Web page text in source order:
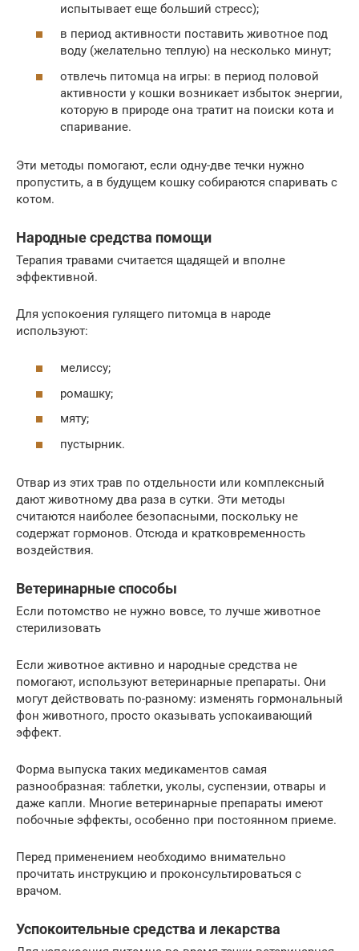
испытывает еще больший стресс);
в период активности поставить животное под
воду (желательно теплую) на несколько минут;
отвлечь питомца на игры: в период половой
активности у кошки возникает избыток энергии,
которую в природе она тратит на поиски кота и
спаривание.
Эти методы помогают, если одну-две течки нужно
пропустить, а в будущем кошку собираются спаривать с
котом.
Народные средства помощи
Терапия травами считается щадящей и вполне
эффективной.
Для успокоения гулящего питомца в народе
используют:
мелиссу;
ромашку;
мяту;
пустырник.
Отвар из этих трав по отдельности или комплексный
дают животному два раза в сутки. Эти методы
считаются наиболее безопасными, поскольку не
содержат гормонов. Отсюда и кратковременность
воздействия.
Ветеринарные способы
Если потомство не нужно вовсе, то лучше животное
стерилизовать
Если животное активно и народные средства не
помогают, используют ветеринарные препараты. Они
могут действовать по-разному: изменять гормональный
фон животного, просто оказывать успокаивающий
эффект.
Форма выпуска таких медикаментов самая
разнообразная: таблетки, уколы, суспензии, отвары и
даже капли. Многие ветеринарные препараты имеют
побочные эффекты, особенно при постоянном приеме.
Перед применением необходимо внимательно
прочитать инструкцию и проконсультироваться с
врачом.
Успокоительные средства и лекарства